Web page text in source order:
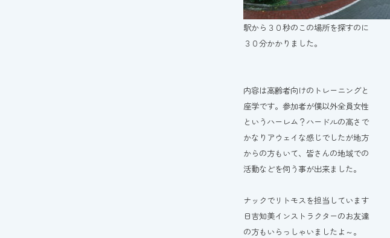
駅から３０秒のこの場所を探すのに
３０分かかりました。
内容は高齢者向けのトレーニングと
座学です。参加者が僕以外全員女性
というハーレム？ハードルの高さで
かなりアウェイな感じでしたが地方
からの方もいて、皆さんの地域での
活動などを伺う事が出来ました。
ナックでリトモスを担当しています
日吉知美インストラクターのお友達
の方もいらっしゃいましたよ～。